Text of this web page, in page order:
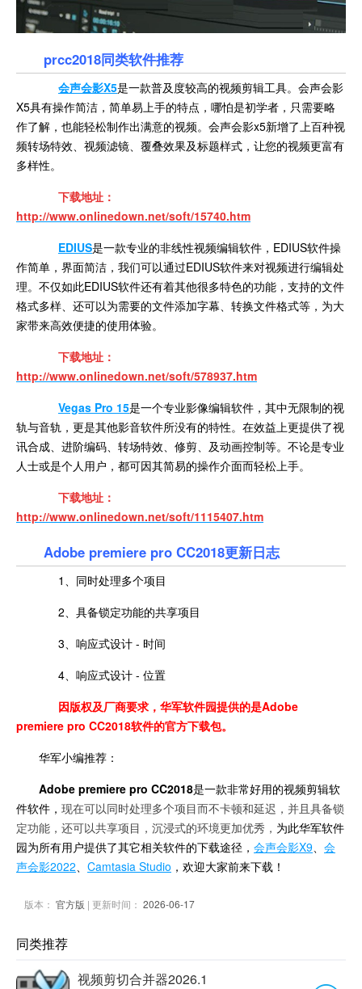
prcc2018同类软件推荐
会声会影X5是一款普及度较高的视频剪辑工具。会声会影
X5具有操作简洁，简单易上手的特点，哪怕是初学者，只需要略
作了解，也能轻松制作出满意的视频。会声会影x5新增了上百种视
频转场特效、视频滤镜、覆叠效果及标题样式，让您的视频更富有
多样性。
下载地址：
http://www.onlinedown.net/soft/15740.htm
EDIUS是一款专业的非线性视频编辑软件，EDIUS软件操
作简单，界面简洁，我们可以通过EDIUS软件来对视频进行编辑处
理。不仅如此EDIUS软件还有着其他很多特色的功能，支持的文件
格式多样、还可以为需要的文件添加字幕、转换文件格式等，为大
家带来高效便捷的使用体验。
下载地址：
http://www.onlinedown.net/soft/578937.htm
Vegas Pro 15是一个专业影像编辑软件，其中无限制的视
轨与音轨，更是其他影音软件所没有的特性。在效益上更提供了视
讯合成、进阶编码、转场特效、修剪、及动画控制等。不论是专业
人士或是个人用户，都可因其简易的操作介面而轻松上手。
下载地址：
http://www.onlinedown.net/soft/1115407.htm
Adobe premiere pro CC2018更新日志
1、同时处理多个项目
2、具备锁定功能的共享项目
3、响应式设计 - 时间
4、响应式设计 - 位置
因版权及厂商要求，华军软件园提供的是Adobe
premiere pro CC2018软件的官方下载包。
华军小编推荐：
Adobe premiere pro CC2018是一款非常好用的视频剪辑软
件软件， 现在可以同时处理多个项目而不卡顿和延迟，并且具备锁
定功能，还可以共享项目，沉浸式的环境更加优秀， 为此华军软件
园为所有用户提供了其它相关软件的下载途径， 会声会影X9
会
声会影2022
Camtasia Studio ，欢迎大家前来下载！
版本： 官方版 | 更新时间： 2026-06-17
同类推荐
视频剪切合并器2026.1